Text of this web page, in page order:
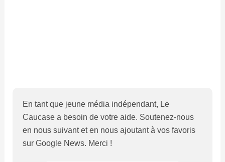
En tant que jeune média indépendant, Le
Caucase a besoin de votre aide. Soutenez-nous
en nous suivant et en nous ajoutant à vos favoris
sur Google News. Merci !